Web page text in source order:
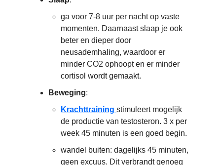
ga voor 7-8 uur per nacht op vaste
momenten. Daarnaast slaap je ook
beter en dieper door
neusademhaling, waardoor er
minder CO2 ophoopt en er minder
cortisol wordt gemaakt.
Beweging:
Krachttraining stimuleert mogelijk
de productie van testosteron. 3 x per
week 45 minuten is een goed begin.
wandel buiten: dagelijks 45 minuten,
geen excuus. Dit verbrandt genoeg